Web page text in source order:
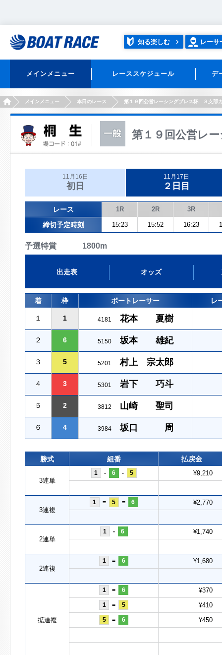
知る楽しむ レーサ
メインメニュー レーススケジュール デ
HOMEメインメニュー 本日のレース 第１９回公営レーシングプレス杯 ３支部
第１９回公営レ
11月16日
初日
11月17日
２日目
レース 1R 2R 3R
締切予定時刻 15:23 15:52 16:23
予選特賞 1800m
出走表 オッズ
着 枠 ボートレーサー レ
１ 1 4181 花本 夏樹
２ 6 5150 坂本 雄紀
３ 5 5201 村上 宗太郎
４ 3 5301 岩下 巧斗
５ 2 3812 山崎 聖司
６ 4 3984 坂口 周
勝式 組番 払戻金
3連単
1 - 6 - 5 ¥9,210
3連複
1 = 5 = 6 ¥2,770
2連単
1 - 6 ¥1,740
2連複
1 = 6 ¥1,680
拡連複
1 = 6 ¥370
1 = 5 ¥410
5 = 6 ¥450